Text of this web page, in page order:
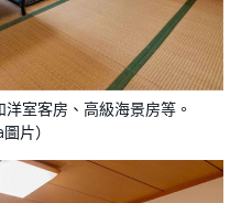
室客房、高級海景房等。
片）